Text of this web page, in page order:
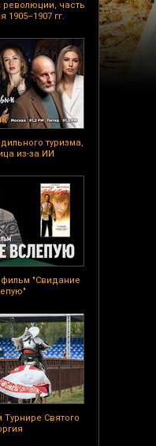
революции, часть
1905–1907 гг.
туризма,
из-за ИИ
"Свидание
Святого